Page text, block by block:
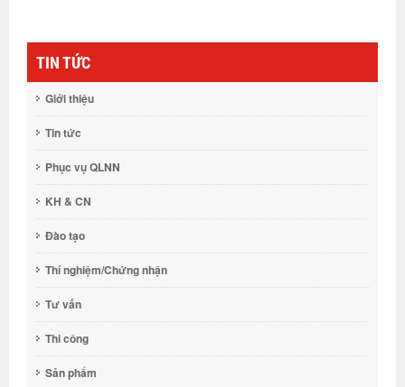
TIN TỨC
Giới thiệu
Tin tức
Phục vụ QLNN
KH & CN
Đào tạo
Thí nghiệm/Chứng nhận
Tư vấn
Thi công
Sản phẩm